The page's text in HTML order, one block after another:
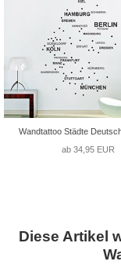
Wandtattoo Städte
ab 34,95 EUR
Diese Artikel